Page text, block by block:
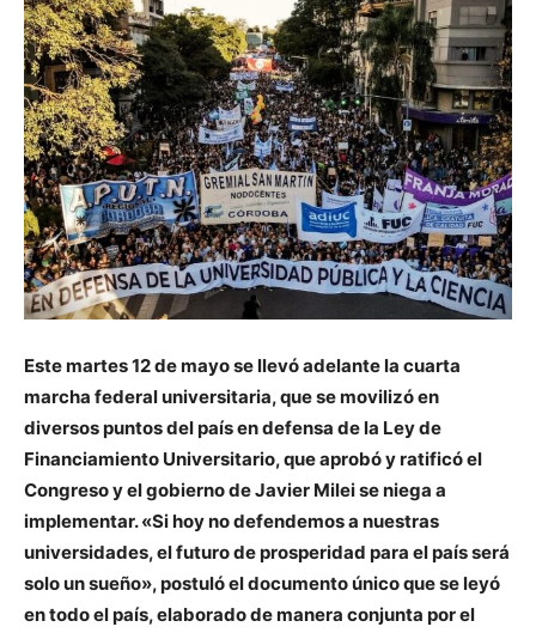
Este martes 12 de mayo se llevó adelante la cuarta
marcha federal universitaria, que se movilizó en
diversos puntos del país en defensa de la Ley de
Financiamiento Universitario, que aprobó y ratificó el
Congreso y el gobierno de Javier Milei se niega a
implementar. «Si hoy no defendemos a nuestras
universidades, el futuro de prosperidad para el país será
solo un sueño», postuló el documento único que se leyó
en todo el país, elaborado de manera conjunta por el